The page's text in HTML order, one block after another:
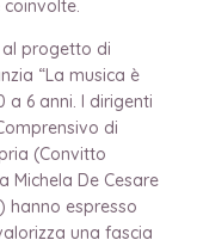
progetto di
“La musica è
a 6 anni. I dirigenti
di
(Convitto
Michela De Cesare
hanno espresso
una fascia